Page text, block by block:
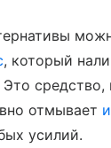
, который
средство,
отмывает
усилий.